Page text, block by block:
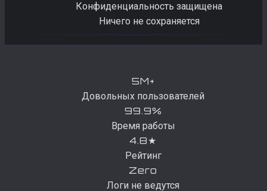
Конфиденциальность защищена
Ничего не сохраняется
5M+
Довольных пользователей
99.9%
Время работы
4.8★
Рейтинг
Zero
Логи не ведутся